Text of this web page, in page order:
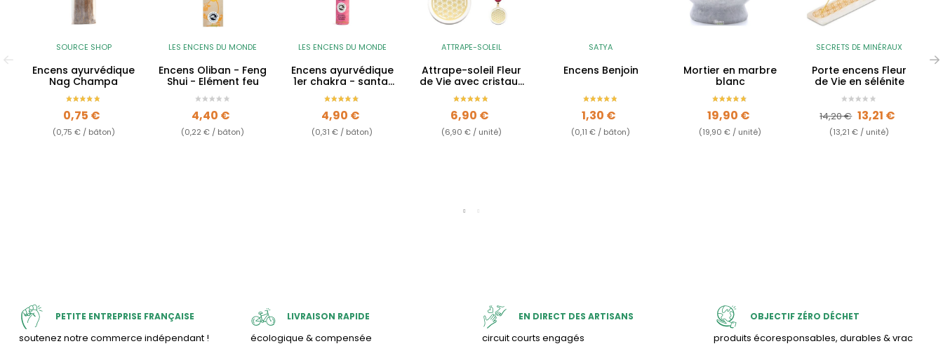
SOURCE SHOP
Encens ayurvédique
Nag Champa
Prix
0,75 €
(0,75 € / bâton)
LES ENCENS DU MONDE
Encens Oliban - Feng
Shui - Elément feu
Prix
4,40 €
(0,22 € / bâton)
LES ENCENS DU MONDE
Encens ayurvédique
1er chakra - santal
rouge, patchouli &
jasmin -...
Prix
4,90 €
(0,31 € / bâton)
ATTRAPE-SOLEIL
Attrape-soleil Fleur
de Vie avec cristaux
- 20cm
Prix
6,90 €
(6,90 € / unité)
SATYA
Encens Benjoin
Prix
1,30 €
(0,11 € / bâton)
Mortier en marbre
blanc
Prix
19,90 €
(19,90 € / unité)
SECRETS DE MINÉRAUX
Porte encens Fleur
de Vie en sélénite
Prix de base
14,20 € Prix
13,21 €
(13,21 € / unité)
PETITE ENTREPRISE FRANÇAISE
soutenez notre commerce indépendant !
LIVRAISON RAPIDE
écologique & compensée
EN DIRECT DES ARTISANS
circuit courts engagés
OBJECTIF ZÉRO DÉCHET
produits écoresponsables, durables & vrac